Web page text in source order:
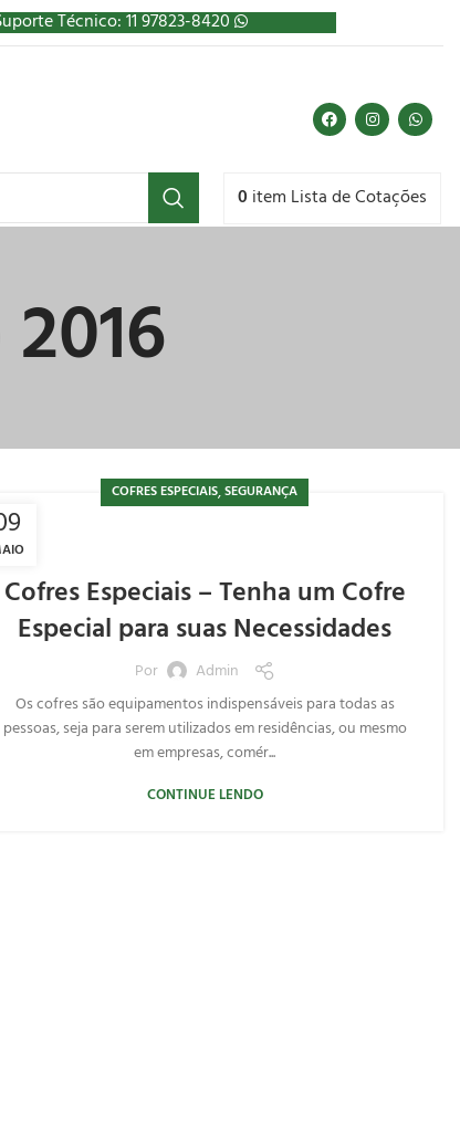
Técnico: 11 97823-8420
0 item Lista de Cotações
COFRES ESPECIAIS,SEGURANÇA
Cofres Especiais – Tenha um Cofre
Especial para suas Necessidades
Por
Admin
Os cofres são equipamentos indispensáveis para todas as
pessoas, seja para serem utilizados em residências, ou mesmo
em empresas, comér...
CONTINUE LENDO